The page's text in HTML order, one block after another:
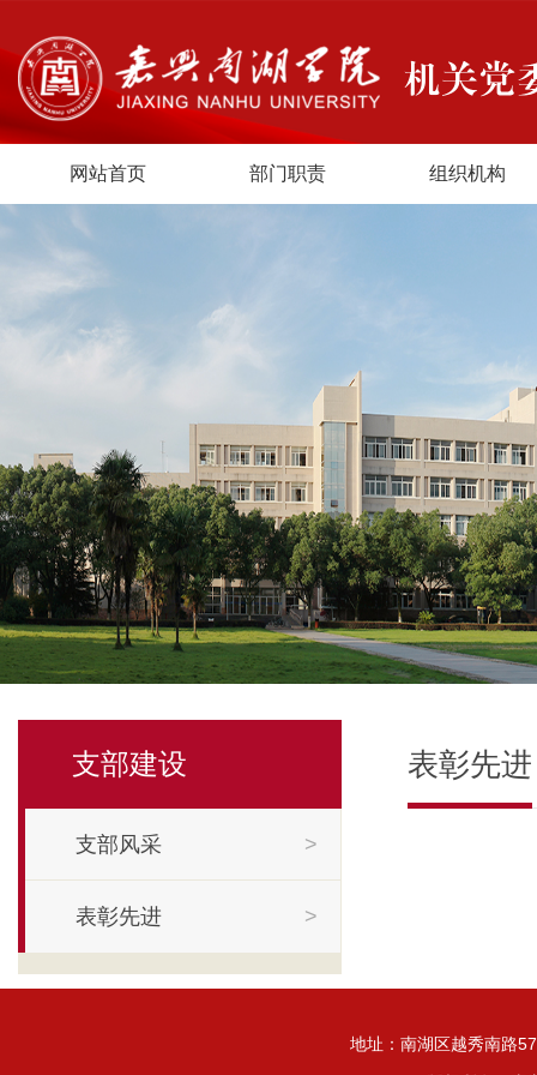
网站首页 部门职责 组织机构
支部建设
支部风采 >
表彰先进 >
表彰先进
地址：南湖区越秀南路